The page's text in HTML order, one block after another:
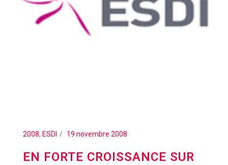
2008, ESDI 19 novembre 2008
EN FORTE CROISSANCE SUR